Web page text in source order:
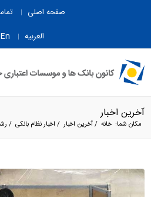
صفحه اصلی
العربیه
En
آخرین اخبار
مکان شما: خانه /آخرین اخبار / اخبار نظام بانکی / رشد ۴۹ درصدی